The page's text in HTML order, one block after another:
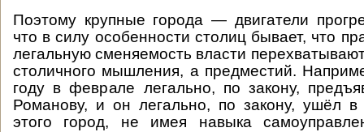
Поэтому крупные города — двигатели
что в силу особенности столиц бывает, что
легальную сменяемость власти
столичного мышления, а предместий.
году в феврале легально, по закону,
Романову, и он легально, по закону, ушёл в
этого город, не имея навыка